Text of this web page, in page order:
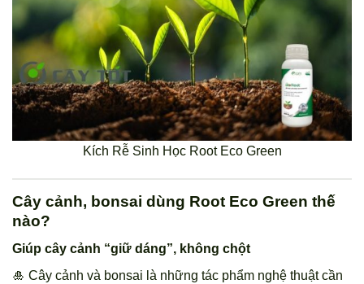
Kích Rễ Sinh Học Root Eco Green
Cây cảnh, bonsai dùng Root Eco Green thế
nào?
Giúp cây cảnh “giữ dáng”, không chột
🎍 Cây cảnh và bonsai là những tác phẩm nghệ thuật cần